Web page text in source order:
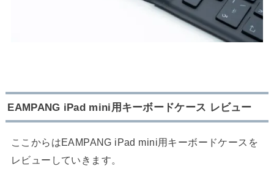
EAMPANG iPad mini用キーボードケース レビュー
ここからはEAMPANG iPad mini用キーボードケースを
レビューしていきます。